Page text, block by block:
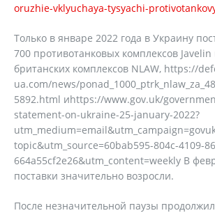
oruzhie-vklyuchaya-tysyachi-
Только в январе 2022 года в Украину
700 противотанковых комплексов Javelin
британских комплексов NLAW, https://
ua.com/news/
5892.html иhttps://www.gov.uk/
statement-on-ukraine-25-january-2022?
topic&utm_source=60bab595-804c-4109-
664a55cf2e26&utm_content=weekly В
поставки значительно возросли.
После незначительной паузы